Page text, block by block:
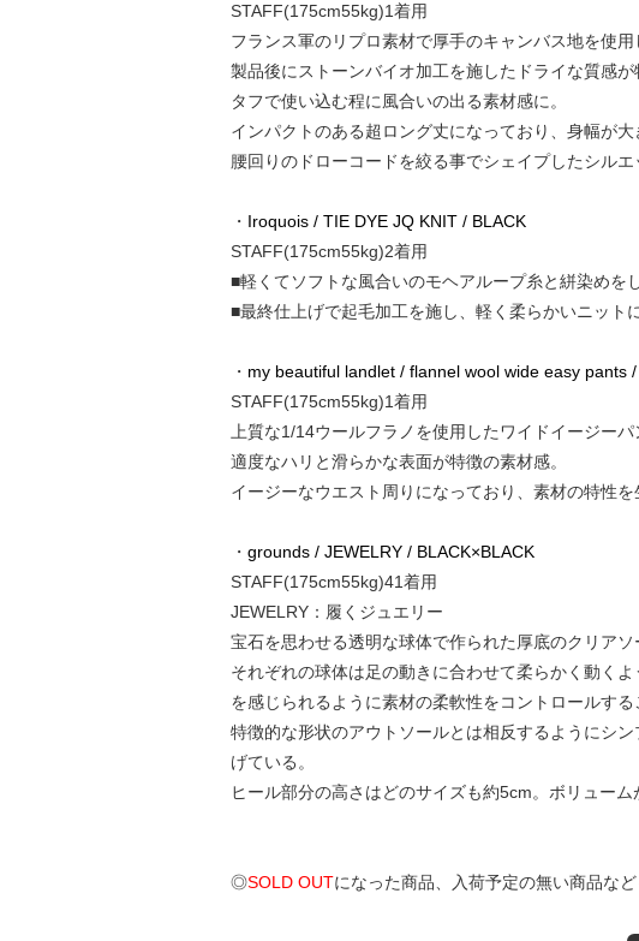
STAFF(175cm55kg)1着用
フランス軍のリプロ素材で厚手のキャンバス地を使
製品後にストーンバイオ加工を施したドライな質感が
タフで使い込む程に風合いの出る素材感に。
インパクトのある超ロング丈になっており、身幅が大
腰回りのドローコードを絞る事でシェイプしたシルエ
・ Iroquois / TIE DYE JQ KNIT / BLACK
STAFF(175cm55kg)2着用
■軽くてソフトな風合いのモヘアループ糸と絣染めを
■最終仕上げで起毛加工を施し、軽く柔らかいニット
・ my beautiful landlet / flannel wool wide easy pants
STAFF(175cm55kg)1着用
上質な1/14ウールフラノを使用したワイドイージーパ
適度なハリと滑らかな表面が特徴の素材感。
イージーなウエスト周りになっており、素材の特性
・ grounds / JEWELRY / BLACK×BLACK
STAFF(175cm55kg)41着用
JEWELRY：履くジュエリー
宝石を思わせる透明な球体で作られた厚底のクリア
それぞれの球体は足の動きに合わせて柔らかく動く
を感じられるように素材の柔軟性をコントロールす
特徴的な形状のアウトソールとは相反するようにシ
げている。
ヒール部分の高さはどのサイズも約5cm。ボリュー
◎SOLD OUTになった商品、入荷予定の無い商品な